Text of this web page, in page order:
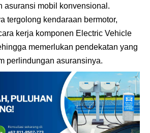
asuransi mobil konvensional.
tergolong kendaraan bermotor,
kerja komponen Electric Vehicle
memerlukan pendekatan yang
perlindungan asuransinya.